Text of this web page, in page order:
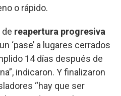
o rápido.
de reapertura progresiva
‘pase’ a lugares cerrados
14 días después de
indicaron. Y finalizaron
“hay que ser